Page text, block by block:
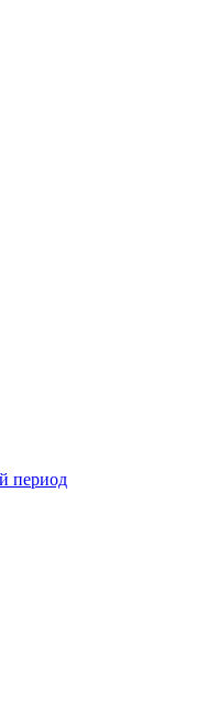
период